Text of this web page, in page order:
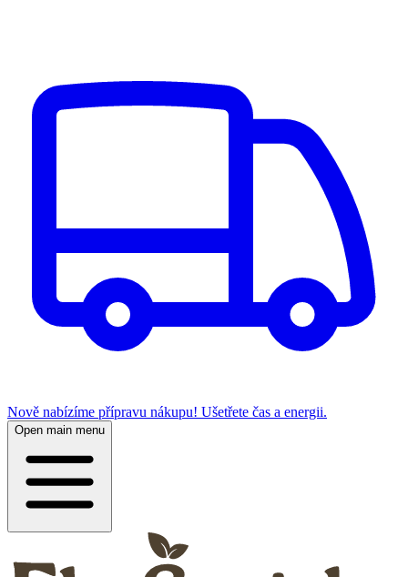
Nově nabízíme přípravu nákupu! Ušetřete čas a energii.
Open main menu